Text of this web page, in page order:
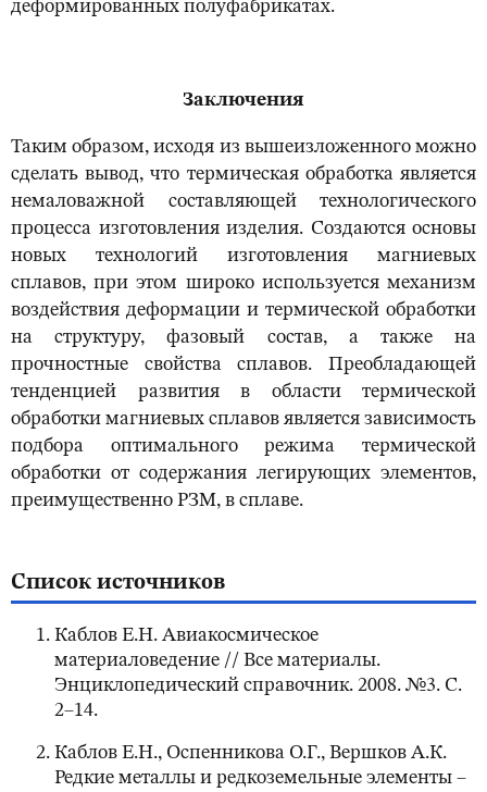
деформированных полуфабрикатах.
Заключения
Таким образом, исходя из вышеизложенного можно
сделать вывод, что термическая обработка является
немаловажной составляющей технологического
процесса изготовления изделия. Создаются основы
новых технологий изготовления магниевых
сплавов, при этом широко используется механизм
воздействия деформации и термической обработки
на структуру, фазовый состав, а также на
прочностные свойства сплавов. Преобладающей
тенденцией развития в области термической
обработки магниевых сплавов является зависимость
подбора оптимального режима термической
обработки от содержания легирующих элементов,
преимущественно РЗМ, в сплаве.
Список источников
Каблов Е.Н. Авиакосмическое
материаловедение // Все материалы.
Энциклопедический справочник. 2008. №3. С.
2–14.
Каблов Е.Н., Оспенникова О.Г., Вершков А.К.
Редкие металлы и редкоземельные элементы –